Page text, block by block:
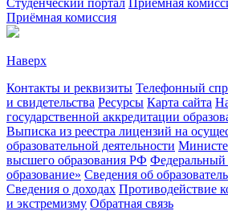
Приёмная комиссия
Наверх
Контакты и реквизиты Телефонный
и свидетельства Ресурсы Карта сайта
государственной аккредитации
Выписка из реестра лицензий на
образовательной деятельности
высшего образования РФ Федеральный
образование» Сведения об
Сведения о доходах Противодействие
и экстремизму Обратная связь